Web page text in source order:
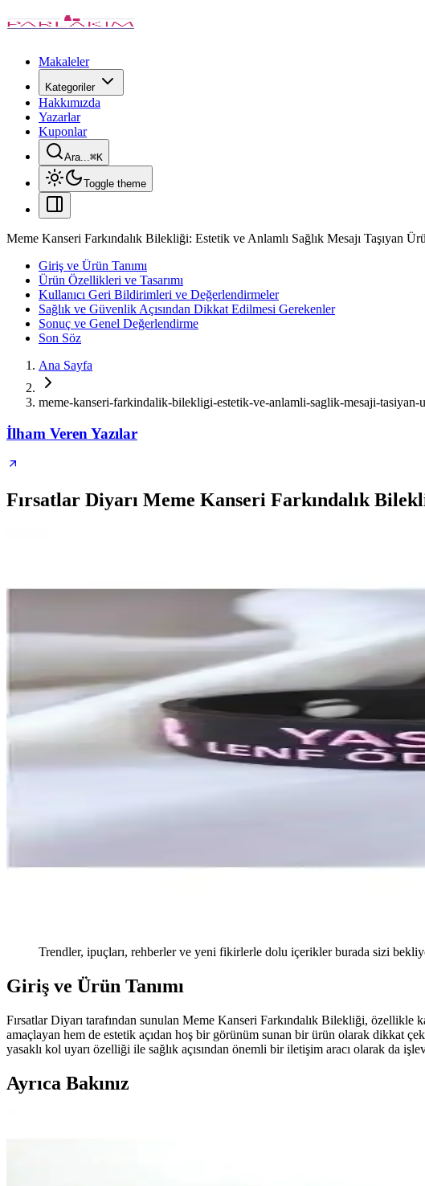
Makaleler
Kategoriler
Hakkımızda
Yazarlar
Kuponlar
Ara...⌘K
Toggle theme
Meme Kanseri Farkındalık Bilekliği: Estetik ve Anlamlı Sağlık Mesajı Taşıyan
Giriş ve Ürün Tanımı
Ürün Özellikleri ve Tasarımı
Kullanıcı Geri Bildirimleri ve Değerlendirmeler
Sağlık ve Güvenlik Açısından Dikkat Edilmesi Gerekenler
Sonuç ve Genel Değerlendirme
Son Söz
Ana Sayfa
meme-kanseri-farkindalik-bilekligi-estetik-ve-anlamli-saglik-mesaji-tasiyan-
İlham Veren Yazılar
Fırsatlar Diyarı Meme Kanseri Farkındalık
Trendler, ipuçları, rehberler ve yeni fikirlerle dolu içerikler burada sizi
Giriş ve Ürün Tanımı
Fırsatlar Diyarı tarafından sunulan Meme Kanseri Farkındalık Bilekliği, özellikle
amaçlayan hem de estetik açıdan hoş bir görünüm sunan bir ürün olarak dikkat
yasaklı kol uyarı özelliği ile sağlık açısından önemli bir iletişim aracı olarak da
Ayrıca Bakınız